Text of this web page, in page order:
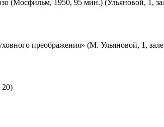
(Мосфильм, 1950, 95 мин.) (Ульяновой, 1,
преображения» (М. Ульяновой, 1,
20)